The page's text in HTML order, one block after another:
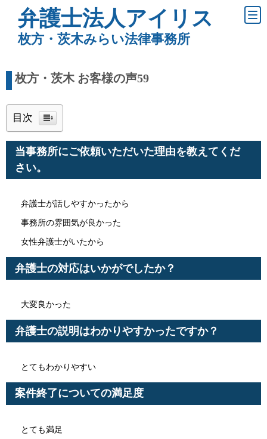
弁護士法人アイリス
枚方・茨木みらい法律事務所
枚方・茨木 お客様の声59
目次
当事務所にご依頼いただいた理由を教えてくだ
さい。
弁護士が話しやすかったから
事務所の雰囲気が良かった
女性弁護士がいたから
弁護士の対応はいかがでしたか？
大変良かった
弁護士の説明はわかりやすかったですか？
とてもわかりやすい
案件終了についての満足度
とても満足